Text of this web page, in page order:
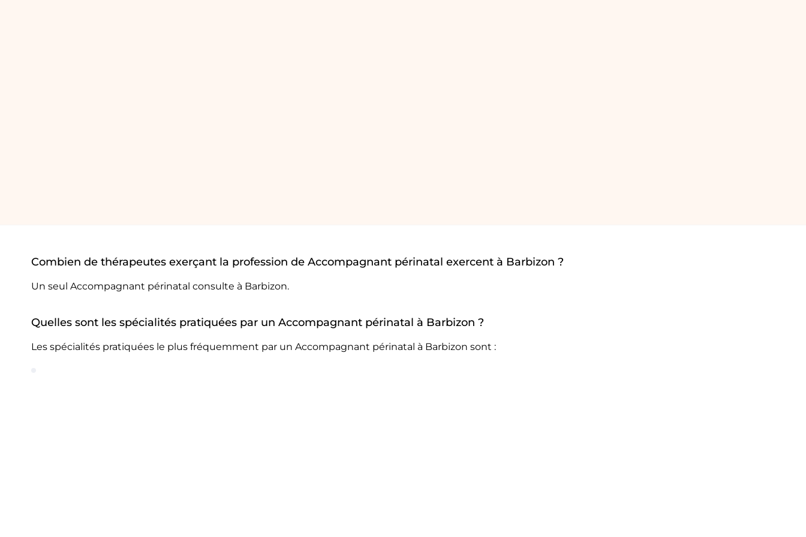
Combien de thérapeutes exerçant la profession de Accompagnant périnatal exercent à Barbizon ?
Un seul Accompagnant périnatal consulte à Barbizon.
Quelles sont les spécialités pratiquées par un Accompagnant périnatal à Barbizon ?
Les spécialités pratiquées le plus fréquemment par un Accompagnant périnatal à Barbizon sont :